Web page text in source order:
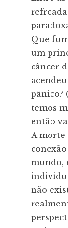
Que
um
câncer
pânico?
temos
então
A morte
mundo,
não